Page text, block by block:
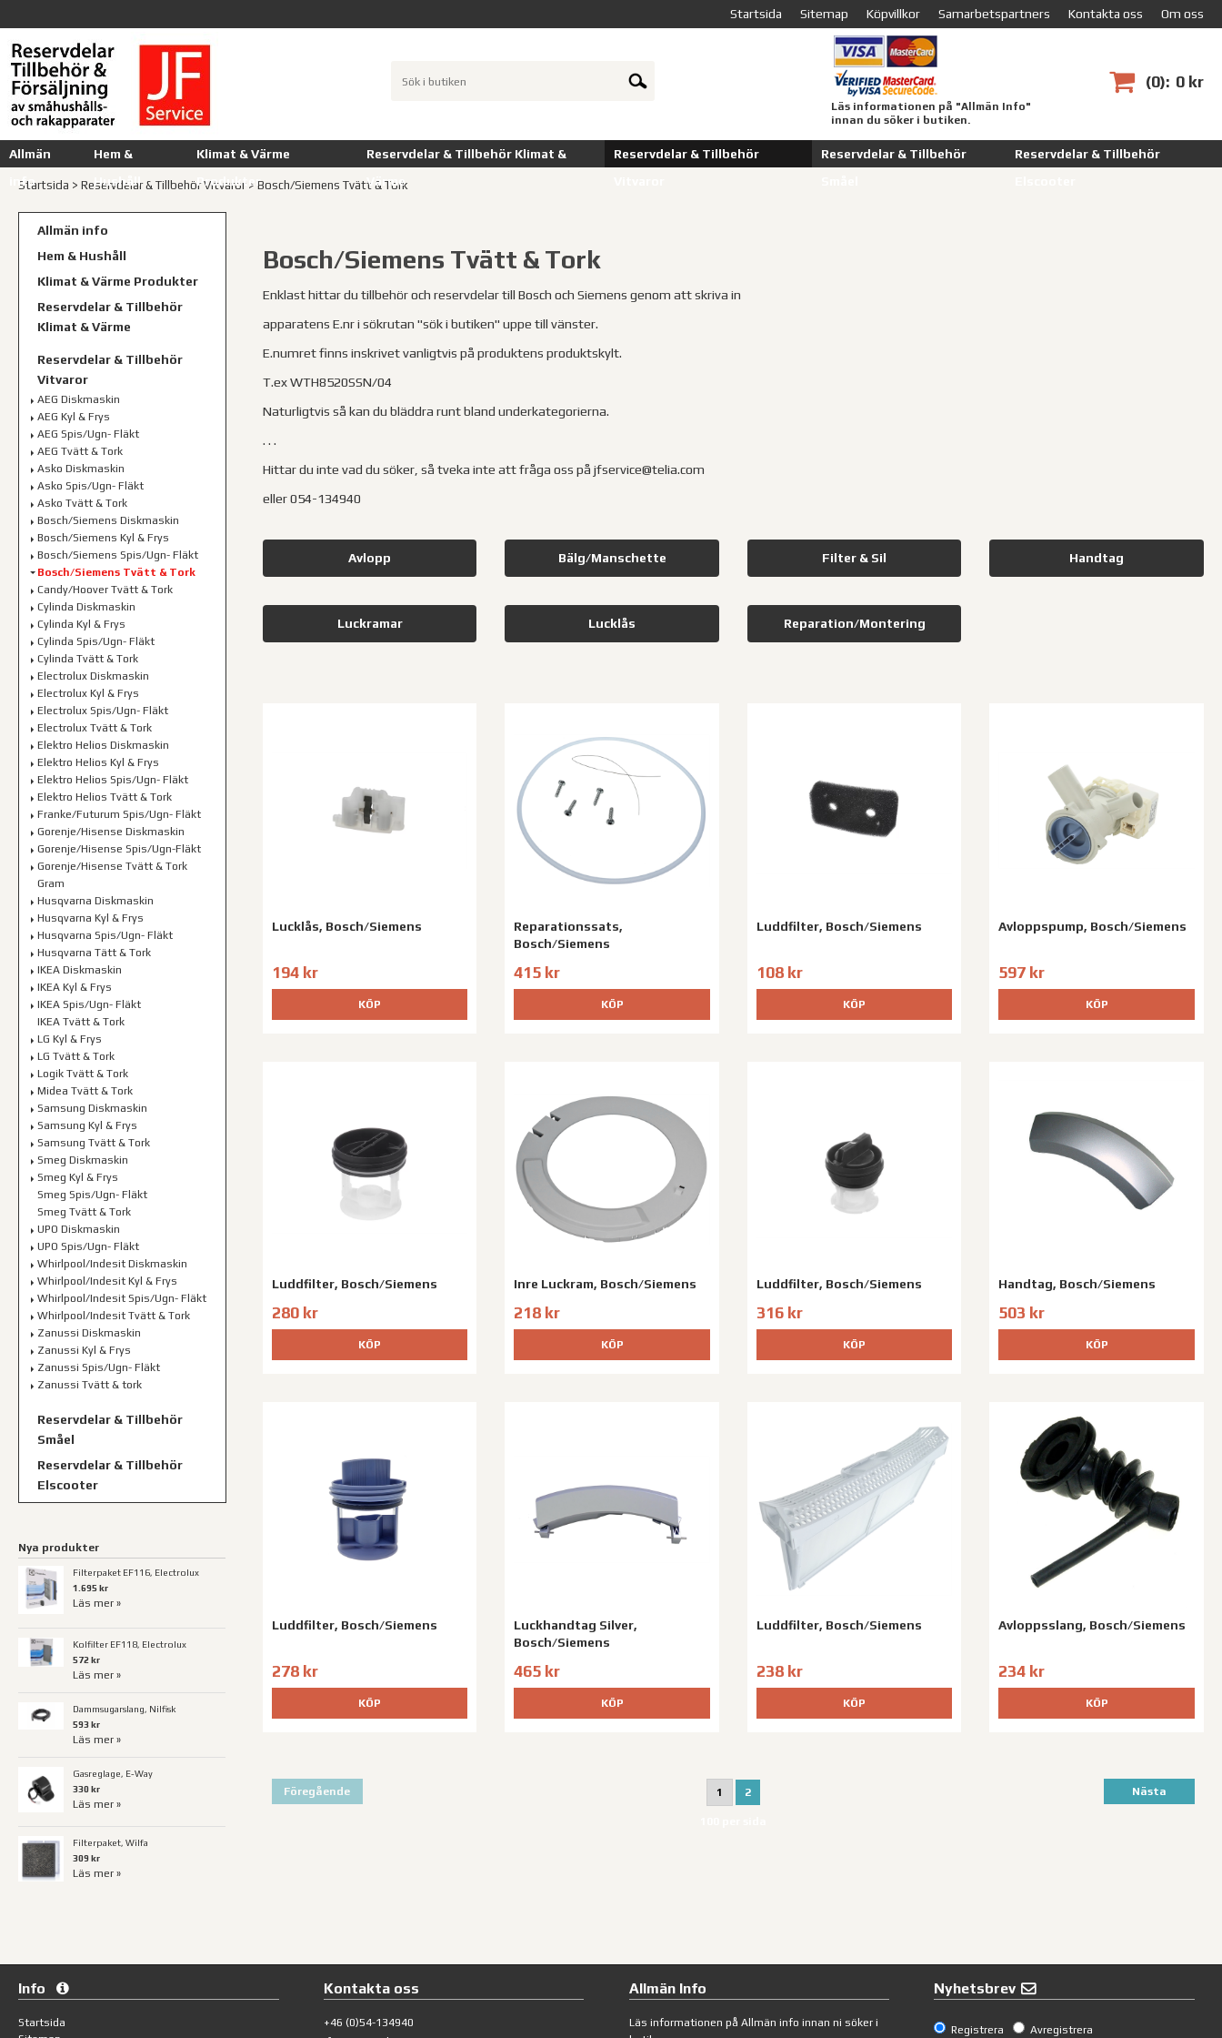
Startsida Sitemap Köpvillkor Samarbetspartners Kontakta oss Om oss
0 0 kr
Läs informationen på "Allmän Info"
innan du söker i butiken.
Allmän
info
Hem &
Hushåll
Klimat & Värme
Produkter
Reservdelar & Tillbehör Klimat &
Värme
Reservdelar & Tillbehör
Reservdelar & Tillbehör
Reservdelar & Tillbehör
Startsida > Reservdelar & Tillbehör Vitvaror> Bosch/Siemens Tvätt & Tork
Allmän info
Hem & Hushåll
Klimat & Värme Produkter
Reservdelar & Tillbehör
Klimat & Värme
Reservdelar & Tillbehör
Vitvaror
AEG Diskmaskin
AEG Kyl & Frys
AEG Spis/Ugn- Fläkt
AEG Tvätt & Tork
Asko Diskmaskin
Asko Spis/Ugn- Fläkt
Asko Tvätt & Tork
Bosch/Siemens Diskmaskin
Bosch/Siemens Kyl & Frys
Bosch/Siemens Spis/Ugn- Fläkt
Bosch/Siemens Tvätt & Tork
Candy/Hoover Tvätt & Tork
Cylinda Diskmaskin
Cylinda Kyl & Frys
Cylinda Spis/Ugn- Fläkt
Cylinda Tvätt & Tork
Electrolux Diskmaskin
Electrolux Kyl & Frys
Electrolux Spis/Ugn- Fläkt
Electrolux Tvätt & Tork
Elektro Helios Diskmaskin
Elektro Helios Kyl & Frys
Elektro Helios Spis/Ugn- Fläkt
Elektro Helios Tvätt & Tork
Franke/Futurum Spis/Ugn- Fläkt
Gorenje/Hisense Diskmaskin
Gorenje/Hisense Spis/Ugn-Fläkt
Gorenje/Hisense Tvätt & Tork
Gram
Husqvarna Diskmaskin
Husqvarna Kyl & Frys
Husqvarna Spis/Ugn- Fläkt
Husqvarna Tätt & Tork
IKEA Diskmaskin
IKEA Kyl & Frys
IKEA Spis/Ugn- Fläkt
IKEA Tvätt & Tork
LG Kyl & Frys
LG Tvätt & Tork
Logik Tvätt & Tork
Midea Tvätt & Tork
Samsung Diskmaskin
Samsung Kyl & Frys
Samsung Tvätt & Tork
Smeg Diskmaskin
Smeg Kyl & Frys
Smeg Spis/Ugn- Fläkt
Smeg Tvätt & Tork
UPO Diskmaskin
UPO Spis/Ugn- Fläkt
Whirlpool/Indesit Diskmaskin
Whirlpool/Indesit Kyl & Frys
Whirlpool/Indesit Spis/Ugn- Fläkt
Whirlpool/Indesit Tvätt & Tork
Zanussi Diskmaskin
Zanussi Kyl & Frys
Zanussi Spis/Ugn- Fläkt
Zanussi Tvätt & tork
Reservdelar & Tillbehör
Småel
Reservdelar & Tillbehör
Elscooter
Bosch/Siemens Tvätt & Tork
Enklast hittar du tillbehör och reservdelar till Bosch och Siemens genom att skriva in
apparatens E.nr i sökrutan "sök i butiken" uppe till vänster.
E.numret finns inskrivet vanligtvis på produktens produktskylt.
T.ex WTH8520SSN/04
Naturligtvis så kan du bläddra runt bland underkategorierna.
. . .
Hittar du inte vad du söker, så tveka inte att fråga oss på jfservice@telia.com
eller 054-134940
Avlopp Bälg/Manschette Filter & Sil Handtag
Luckramar Lucklås Reparation/Montering
Lucklås, Bosch/Siemens
194 kr
KÖP
Reparationssats,
Bosch/Siemens
415 kr
KÖP
Luddfilter, Bosch/Siemens
108 kr
KÖP
Avloppspump, Bosch/Siemens
597 kr
KÖP
Luddfilter, Bosch/Siemens
280 kr
KÖP
Inre Luckram, Bosch/Siemens
218 kr
KÖP
Luddfilter, Bosch/Siemens
316 kr
KÖP
Handtag, Bosch/Siemens
503 kr
KÖP
Luddfilter, Bosch/Siemens
278 kr
KÖP
Luckhandtag Silver,
Bosch/Siemens
465 kr
KÖP
Luddfilter, Bosch/Siemens
238 kr
KÖP
Avloppsslang, Bosch/Siemens
234 kr
KÖP
Föregående 1 2 Nästa
Nya produkter
Filterpaket EF116, Electrolux
1.695 kr
Läs mer »
Kolfilter EF118, Electrolux
572 kr
Läs mer »
Dammsugarslang, Nilfisk
593 kr
Läs mer »
Gasreglage, E-Way
330 kr
Läs mer »
Filterpaket, Wilfa
309 kr
Läs mer »
Info
Startsida
Kontakta oss
+46 (0)54-134940
Allmän Info
Läs informationen på Allmän info innan ni söker i
Nyhetsbrev
Registrera Avregistrera